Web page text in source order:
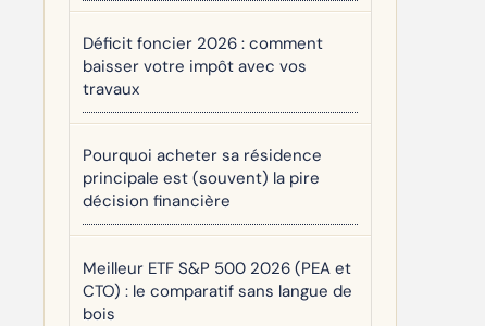
Déficit foncier 2026 : comment
baisser votre impôt avec vos
travaux
Pourquoi acheter sa résidence
principale est (souvent) la pire
décision financière
Meilleur ETF S&P 500 2026 (PEA et
CTO) : le comparatif sans langue de
bois